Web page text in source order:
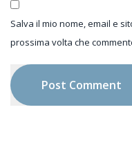
Salva il mio nome, email e
prossima volta che
Post Comment